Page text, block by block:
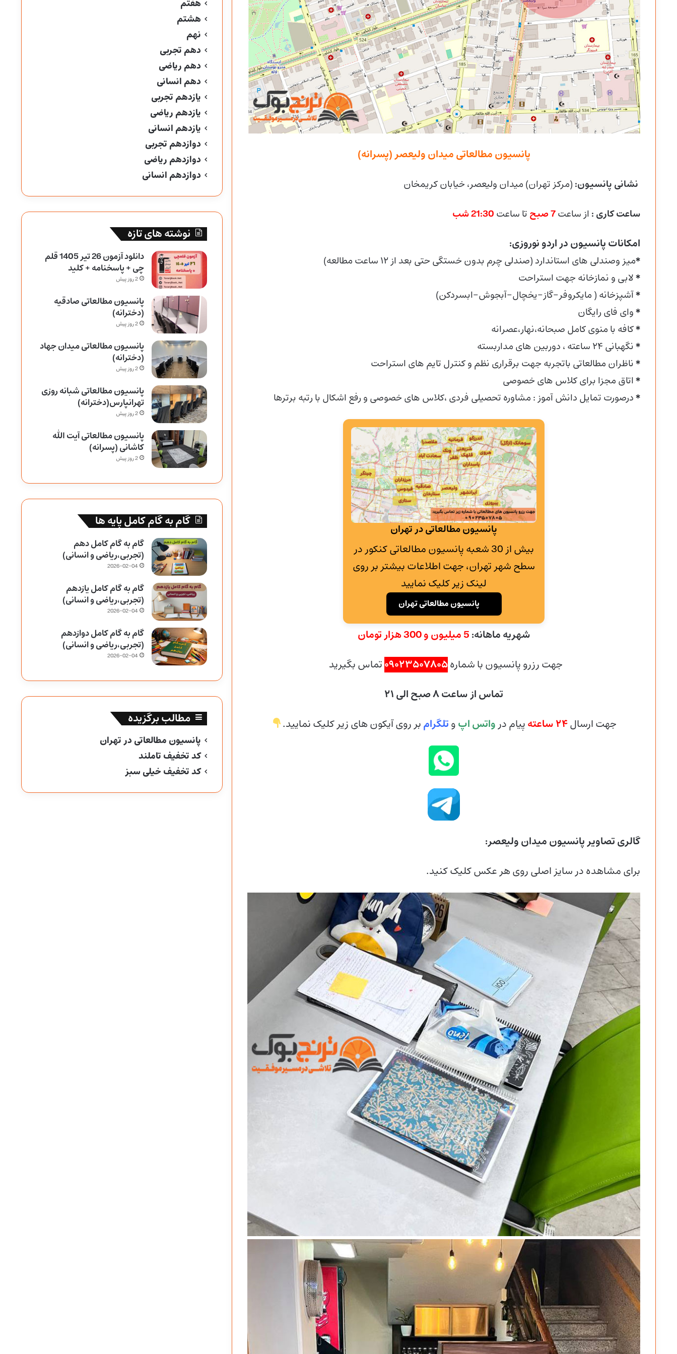
پانسیون مطالعاتی میدان ولیعصر (پسرانه)
نشانی پانسیون: (مرکز تهران) میدان ولیعصر، خیابان کریمخان
ساعت کاری : از ساعت7صبح تا ساعت 21:30 شب
امکانات پانسیون در اردو نوروزی:
*میز وصندلی های استاندارد (صندلی چرم بدون خستگی حتی بعد از ۱۲ ساعت مطالعه)
*لابی و نمازخانه جهت استراحت
*آشپزخانه ( مایکروفر-گاز-یخچال-آبجوش-ابسردکن)
*وای فای رایگان
*کافه با منوی کامل صبحانه،نهار،عصرانه
*نگهبانی ۲۴ ساعته ، دوربین های مداربسته
*ناظران مطالعاتی باتجربه جهت برقراری نظم و کنترل تایم های استراحت
*اتاق مجزا برای کلاس های خصوصی
*درصورت تمایل دانش آموز : مشاوره تحصیلی فردی ،کلاس های خصوصی و رفع اشکال با رتبه برترها
پانسیون مطالعاتی در تهران
بیش از 30 شعبه پانسیون مطالعاتی کنکور در
سطح شهر تهران، جهت اطلاعات بیشتر بر روی
لینک زیر کلیک نمایید
پانسیون مطالعاتی تهران
شهریه ماهانه:5 میلیون و 300 هزار تومان
جهت رزرو پانسیون با شماره۰۹۰۲۳۵۰۷۸۰۵تماس بگیرید
تماس از ساعت ۸ صبح الی ۲۱
جهت ارسال۲۴ ساعته پیام درواتس اپوتلگرامبر روی آیکون های زیر کلیک نمایید.
گالری تصاویر پانسیون میدان ولیعصر:
برای مشاهده در سایز اصلی روی هر عکس کلیک کنید.
هفتم
هشتم
نهم
دهم تجربی
دهم ریاضی
دهم انسانی
یازدهم تجربی
یازدهم ریاضی
یازدهم انسانی
دوازدهم تجربی
دوازدهم ریاضی
دوازدهم انسانی
نوشته های تازه
دانلود آزمون 26 تیر 1405 قلم
چی + پاسخنامه + کلید
2 روز پیش
پانسیون مطالعاتی صادقیه
(دخترانه)
2 روز پیش
پانسیون مطالعاتی میدان جهاد
(دخترانه)
2 روز پیش
پانسیون مطالعاتی شبانه روزی
تهرانپارس(دخترانه)
2 روز پیش
پانسیون مطالعاتی آیت الله
کاشانی (پسرانه)
2 روز پیش
گام به گام کامل پایه ها
گام به گام کامل دهم
(تجربی،ریاضی و انسانی)
2026-02-04
گام به گام کامل یازدهم
(تجربی،ریاضی و انسانی)
2026-02-04
گام به گام کامل دوازدهم
(تجربی،ریاضی و انسانی)
2026-02-04
مطالب برگزیده
پانسیون مطالعاتی در تهران
کد تخفیف تاملند
کد تخفیف خیلی سبز